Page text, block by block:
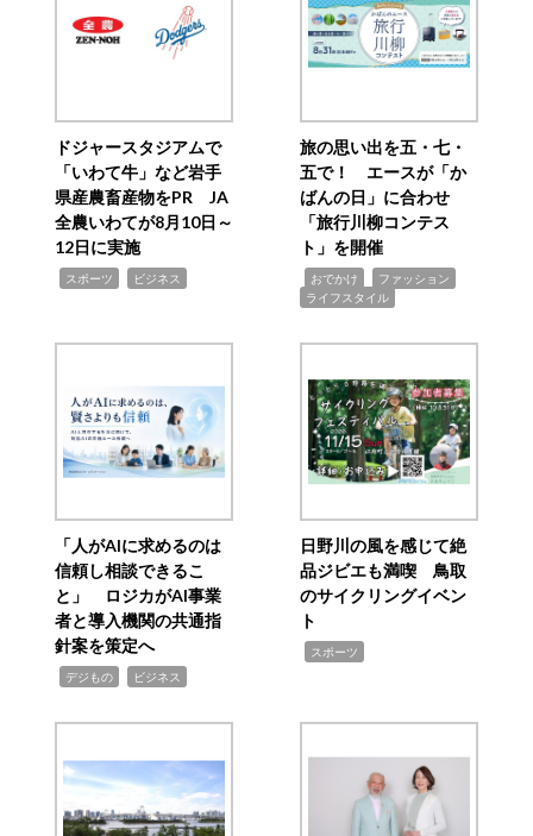
ドジャースタジアムで
「いわて牛」など岩手
県産農畜産物をPR JA
全農いわてが8月10日～
12日に実施
スポーツ ビジネス
旅の思い出を五・七・
五で！ エースが「か
ばんの日」に合わせ
「旅行川柳コンテス
ト」を開催
おでかけ ファッション
ライフスタイル
「人がAIに求めるのは
信頼し相談できるこ
と」 ロジカがAI事業
者と導入機関の共通指
針案を策定へ
デジもの ビジネス
日野川の風を感じて絶
品ジビエも満喫 鳥取
のサイクリングイベン
ト
スポーツ